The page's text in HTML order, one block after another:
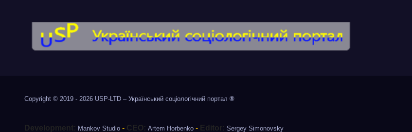
Copyright © 2019 - 2026 USP-LTD – Український соціологічний портал ®
Development: Mankov Studio - CEO: Artem Horbenko - Editor: Sergey Simonovsky